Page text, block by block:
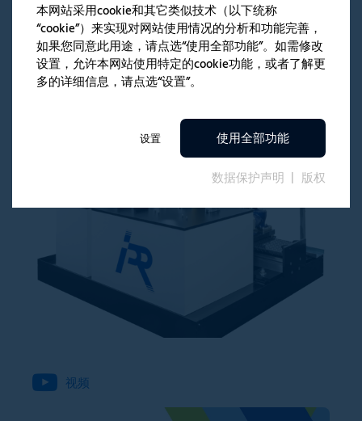
“首先，FAULHABER网站上的电机齿轮组合设计非常简
单。只需点击几下鼠标就能获得全面的概述。技术细节
都有很好的文档记录，当涉及到精确计算时，比如效
率、功耗、温度随时间的变化等时，我总能得到所需的
支持。”
视频
本网站采用cookie和其它类似技术（以下统称
“cookie”）来实现对网站使用情况的分析和功能完善，
如果您同意此用途，请点选“使用全部功能”。如需修改
设置，允许本网站使用特定的cookie功能，或者了解更
多的详细信息，请点选“设置”。
设置 使用全部功能
数据保护声明 版权